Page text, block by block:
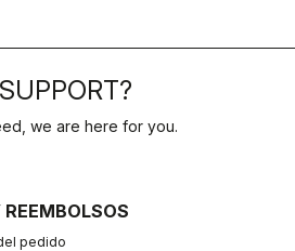
we are here for you.
pedido